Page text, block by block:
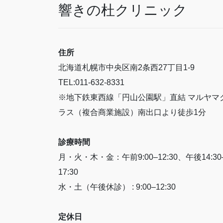
響きの杜クリニック
住所
北海道札幌市中央区南2条西27丁目1-9
TEL:011-632-8331
※地下鉄東西線「円山公園駅」直結 マルヤマ
ラス（複合商業施設）南出口より徒歩1分
診療時間
月・火・木・金：午前9:00–12:30、午後
17:30
水・土（午後休診） : 9:00–12:30
定休日